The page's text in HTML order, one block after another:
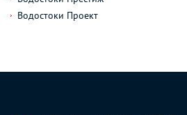
Водостоки Проект